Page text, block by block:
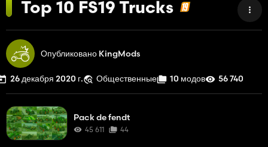
Top 10 FS19 Trucks
Опубликовано KingMods
26 декабря 2020 г. Общественные 10 модов 56 740
Pack de fendt
45 611 44